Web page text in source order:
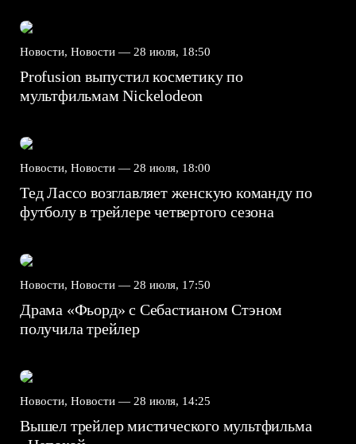
Новости, Новости — 28 июля, 18:50
Profusion выпустил косметику по
мультфильмам Nickelodeon
Новости, Новости — 28 июля, 18:00
Тед Лассо возглавляет женскую команду по
футболу в трейлере четвертого сезона
Новости, Новости — 28 июля, 17:50
Драма «Фьорд» с Себастианом Стэном
получила трейлер
Новости, Новости — 28 июля, 14:25
Вышел трейлер мистического мультфильма